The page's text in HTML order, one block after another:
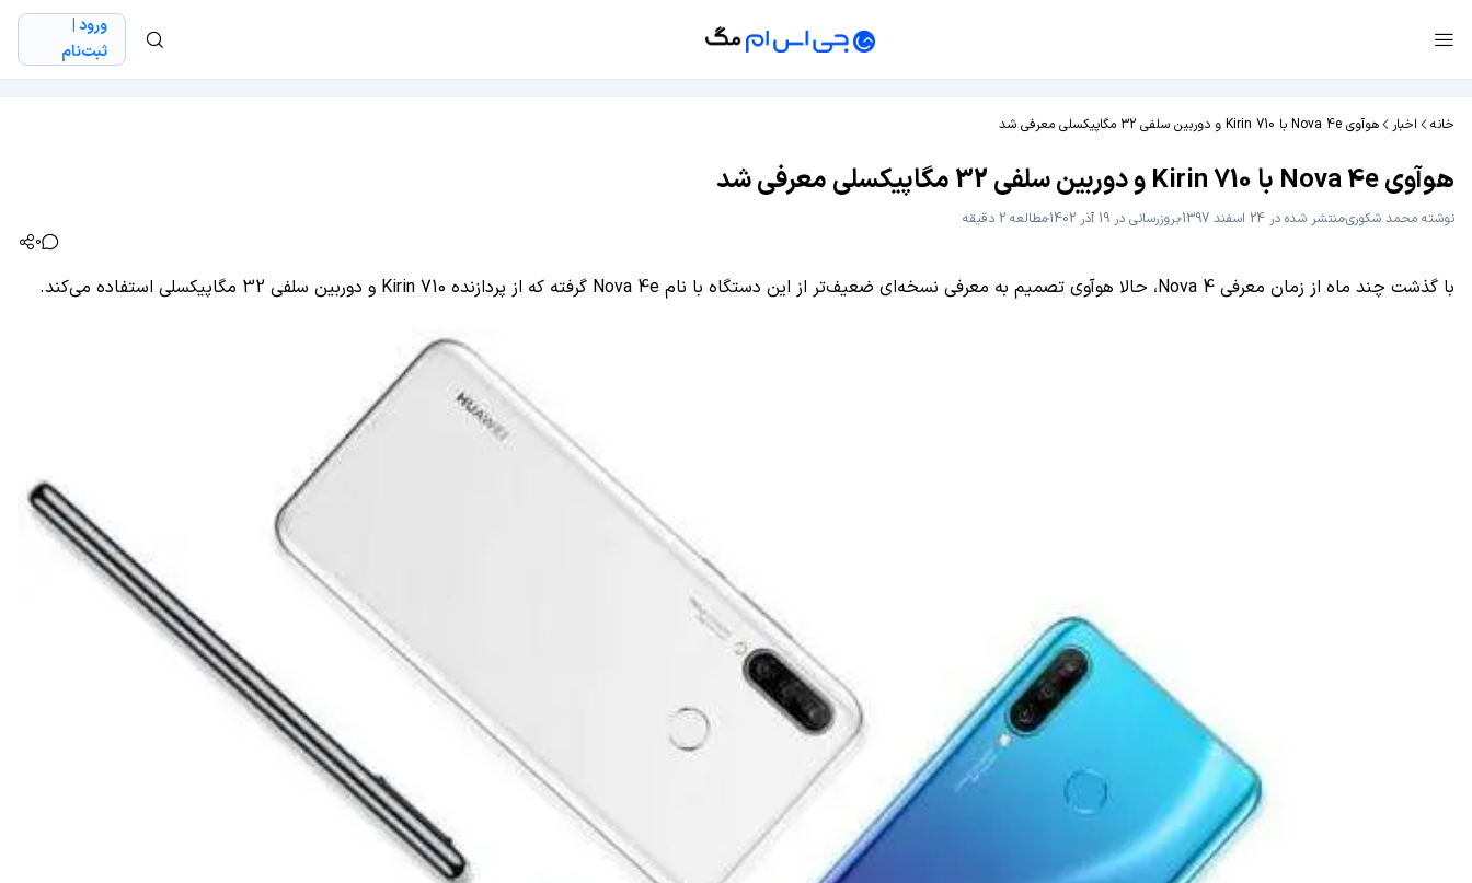
ورود |
ثبت‌نام
خانه اخبار هوآوی Nova 4e با Kirin 710 و دوربین سلفی 32 مگاپیکسلی معرفی شد
هوآوی Nova 4e با Kirin 710 و دوربین سلفی 32 مگاپیکسلی معرفی شد
نوشته محمد شکوریمنتشر شده در 24 اسفند 1397 بروزرسانی در 19 آذر 1402
مطالعه 2 دقیقه
0
با گذشت چند ماه از زمان معرفی Nova 4، حالا هوآوی تصمیم به معرفی نسخه‌ای ضعیف‌تر از این دستگاه با نام Nova 4e گرفته که از پردازنده Kirin 710 و دوربین سلفی 32 مگاپیکسلی استفاده می‌کند.